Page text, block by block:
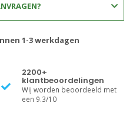
1-3 werkdagen
2200+
klantbeoordelingen
Wij worden beoordeeld met
een 9.3/10